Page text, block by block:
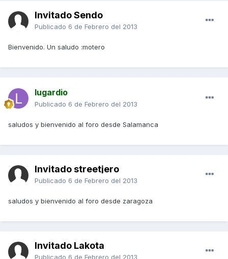
Invitado Sendo
Publicado 6 de Febrero del 2013
Bienvenido. Un saludo :motero
lugardio
Publicado 6 de Febrero del 2013
saludos y bienvenido al foro desde Salamanca
Invitado streetjero
Publicado 6 de Febrero del 2013
saludos y bienvenido al foro desde zaragoza
Invitado Lakota
Publicado 6 de Febrero del 2013